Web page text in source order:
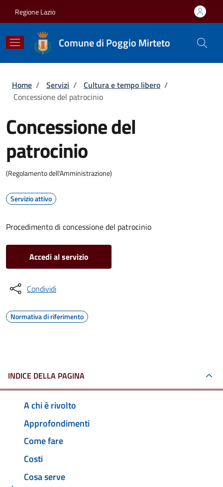
Regione Lazio
Comune di Poggio Mirteto
Briciole di pane
Home / Servizi / Cultura e tempo libero /
Concessione del patrocinio
Concessione del
patrocinio
(Regolamento dell'Amministrazione)
Servizio attivo
Procedimento di concessione del patrocinio
Accedi al servizio
Condividi
Normativa di riferimento
INDICE DELLA PAGINA
A chi è rivolto
Approfondimenti
Come fare
Costi
Cosa serve